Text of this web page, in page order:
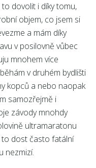
dovolit i díky tomu,
objem, co jsem si
a mám díky
v posilovně vůbec
mnohem více
v druhém bydlišti
kopců a nebo naopak
samozřejmě i
závody mnohdy
ultramaratonu
dost často fatální
nezmizí.